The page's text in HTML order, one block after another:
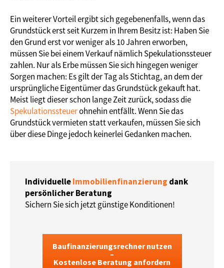
Ein weiterer Vorteil ergibt sich gegebenenfalls, wenn das
Grundstück erst seit Kurzem in Ihrem Besitz ist: Haben Sie
den Grund erst vor weniger als 10 Jahren erworben,
müssen Sie bei einem Verkauf nämlich Spekulationssteuer
zahlen. Nur als Erbe müssen Sie sich hingegen weniger
Sorgen machen: Es gilt der Tag als Stichtag, an dem der
ursprüngliche Eigentümer das Grundstück gekauft hat.
Meist liegt dieser schon lange Zeit zurück, sodass die
Spekulationssteuerohnehin entfällt. Wenn Sie das
Grundstück vermieten statt verkaufen, müssen Sie sich
über diese Dinge jedoch keinerlei Gedanken machen.
IndividuelleImmobilienfinanzierung dank
persönlicher Beratung
Sichern Sie sich jetzt günstige Konditionen!
Baufinanzierungsrechner nutzen
–
Kostenlose Beratung anfordern